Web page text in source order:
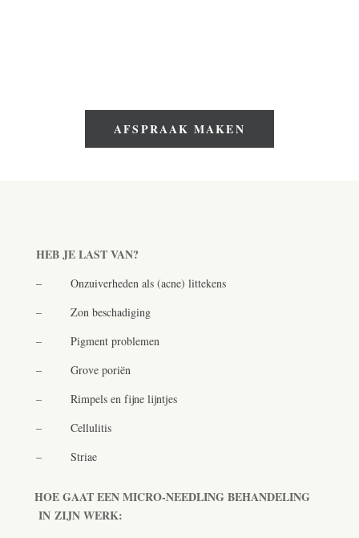
AFSPRAAK MAKEN
HEB JE LAST VAN?
–Onzuiverheden als (acne) littekens
–Zon beschadiging
–Pigment problemen
– Grove poriën
– Rimpels en fijne lijntjes
– Cellulitis
– Striae
HOE GAAT EEN MICRO-NEEDLING BEHANDELING
IN ZIJN WERK: